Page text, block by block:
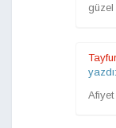
güzel
yazdı:
Afiyet